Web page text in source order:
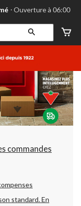
⋅ Ouverture à 06:00
commandes
standard.En